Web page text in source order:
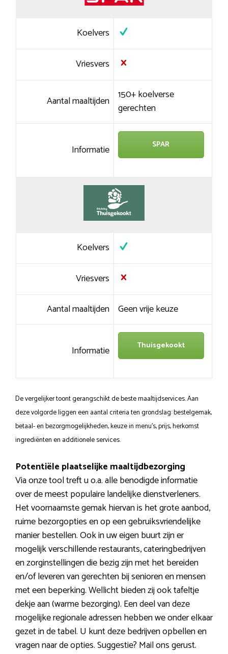
Koelvers
Vriesvers
Aantal maaltijden 150+ koelverse
gerechten
Informatie SPAR
Koelvers
Vriesvers
Aantal maaltijden Geen vrije keuze
Informatie Thuisgekookt
De vergelijker toont gerangschikt de beste maaltijdservices. Aan
deze volgorde liggen een aantal criteria ten grondslag: bestelgemak,
betaal- en bezorgmogelijkheden, keuze in menu’s, prijs, herkomst
ingrediënten en additionele services.
Potentiële plaatselijke maaltijdbezorging
Via onze tool treft u o.a. alle benodigde informatie
over de meest populaire landelijke dienstverleners.
Het voornaamste gemak hiervan is het grote aanbod,
ruime bezorgopties en op een gebruiksvriendelijke
manier bestellen. Ook in uw eigen buurt zijn er
mogelijk verschillende restaurants, cateringbedrijven
en zorginstellingen die bezig zijn met het bereiden
en/of leveren van gerechten bij senioren en mensen
met een beperking. Wellicht bieden zij ook tafeltje
dekje aan (warme bezorging). Een deel van deze
mogelijke regionale adressen hebben we onder elkaar
gezet in de tabel. U kunt deze bedrijven opbellen en
vragen naar de opties. Suggestie? Mail ons gerust.